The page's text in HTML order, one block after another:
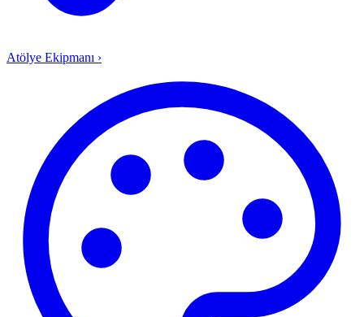
Atölye Ekipmanı ›